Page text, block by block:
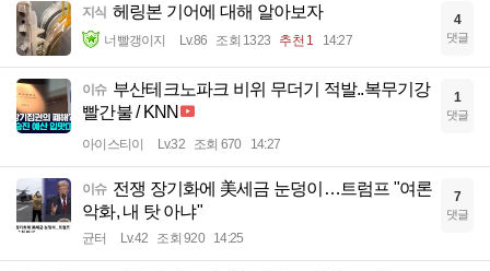
지식 헤링본 기어에 대해 알아보자
너빨갱이지 Lv.86 조회 1323 추천 1 14:27
4
댓글
이슈 부산테크노파크 비위 무더기 적발..복무기강
빨간불 / KNN
아이스티이 Lv.32 조회 670 14:27
1
댓글
이슈 전쟁 장기화에 美세금 눈덩이…트럼프 "여론
악화, 내 탓 아냐"
균터 Lv.42 조회 920 14:25
7
댓글